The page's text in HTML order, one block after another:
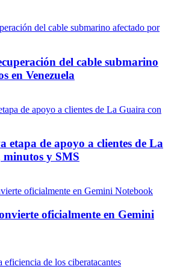
del cable submarino
en Venezuela
etapa de apoyo a clientes de La
minutos y SMS
oficialmente en Gemini